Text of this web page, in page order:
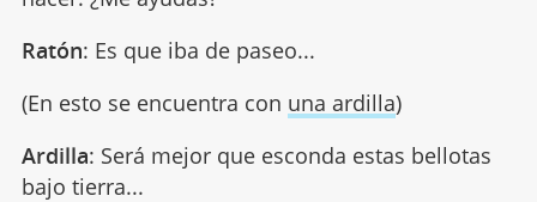
Ratón: Es que iba de paseo...
(En esto se encuentra con una ardilla)
Ardilla: Será mejor que esconda estas bellotas
bajo tierra...